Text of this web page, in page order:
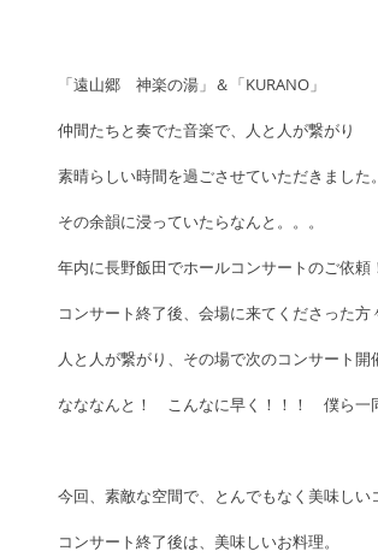
「遠山郷　神楽の湯」＆「KURANO」
仲間たちと奏でた音楽で、人と人が繋がり
素晴らしい時間を過ごさせていただきました。
その余韻に浸っていたらなんと。。。
年内に長野飯田でホールコンサートのご依頼
コンサート終了後、会場に来てくださった方
人と人が繋がり、その場で次のコンサート
なななんと！　こんなに早く！！！　僕ら一
今回、素敵な空間で、とんでもなく美味し
コンサート終了後は、美味しいお料理。